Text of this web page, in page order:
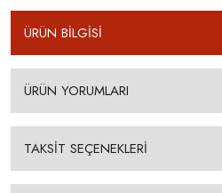
ÜRÜN BİLGİSİ
ÜRÜN YORUMLARI
TAKSİT SEÇENEKLERİ